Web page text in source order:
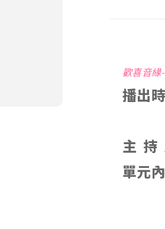
歡喜音
播出
主 持
單元